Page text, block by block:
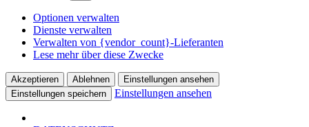
Optionen verwalten
Dienste verwalten
Verwalten von {vendor_count}-Lieferanten
Lese mehr über diese Zwecke
Akzeptieren Ablehnen
Einstellungen ansehen
Einstellungen speichern
Einstellungen ansehen